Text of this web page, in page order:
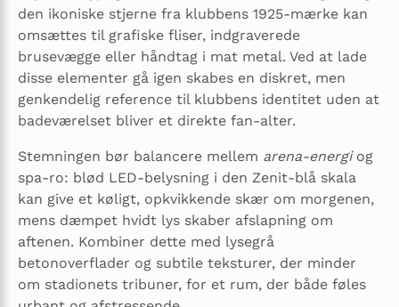
den ikoniske stjerne fra klubbens 1925-mærke kan
omsættes til grafiske fliser, indgraverede
brusevægge eller håndtag i mat metal. Ved at lade
disse elementer gå igen skabes en diskret, men
genkendelig reference til klubbens identitet uden at
badeværelset bliver et direkte fan-alter.
Stemningen bør balancere mellem arena-energiog
spa-ro: blød LED-belysning i den Zenit-blå skala
kan give et køligt, opkvikkende skær om morgenen,
mens dæmpet hvidt lys skaber afslapning om
aftenen. Kombiner dette med lysegrå
betonoverflader og subtile teksturer, der minder
om stadionets tribuner, for et rum, der både føles